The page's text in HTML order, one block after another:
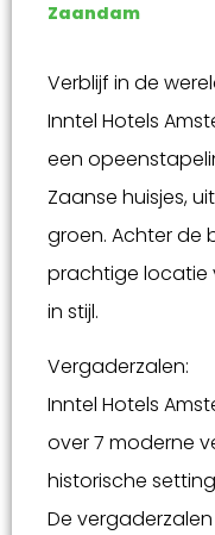
Zaandam
Verblijf in de
Inntel Hotels
een
Zaanse huisjes,
groen. Achter de
prachtige locatie
in stijl.
Vergaderzalen:
Inntel Hotels
over 7 moderne
historische
De